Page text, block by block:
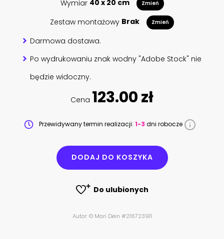
Wymiar 40 x 20 cm Zmień
Zestaw montażowy Brak Zmień
Darmowa dostawa.
Po wydrukowaniu znak wodny "Adobe Stock" nie
będzie widoczny.
Cena 123.00 zł
Przewidywany termin realizacji: 1-3 dni robocze
DODAJ DO KOSZYKA
Do ulubionych
Autor: © Mari Dein #216723911